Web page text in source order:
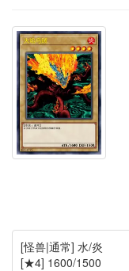
[怪兽|通常] 水/炎
[★4] 1600/1500